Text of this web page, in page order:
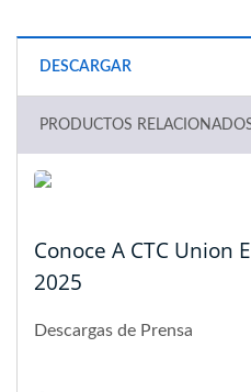
DESCARGAR
PRODUCTOS
Conoce A CTC Union
2025
Descargas de Prensa